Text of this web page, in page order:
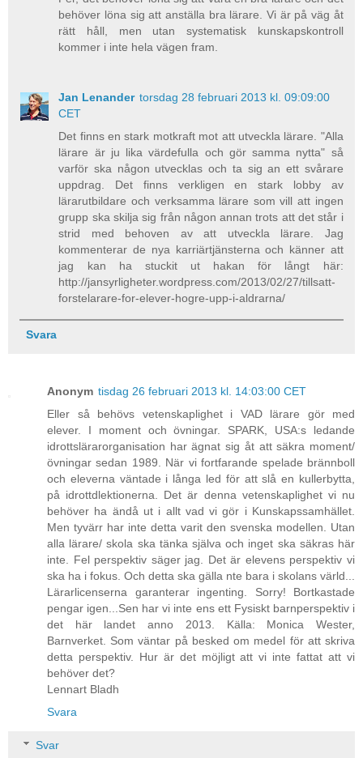
behöver löna sig att anställa bra lärare. Vi är på väg åt
rätt håll, men utan systematisk kunskapskontroll
kommer i inte hela vägen fram.
Jan Lenander torsdag 28 februari 2013 kl. 09:09:00
CET
Det finns en stark motkraft mot att utveckla lärare. "Alla
lärare är ju lika värdefulla och gör samma nytta" så
varför ska någon utvecklas och ta sig an ett svårare
uppdrag. Det finns verkligen en stark lobby av
lärarutbildare och verksamma lärare som vill att ingen
grupp ska skilja sig från någon annan trots att det står i
strid med behoven av att utveckla lärare. Jag
kommenterar de nya karriärtjänsterna och känner att
jag kan ha stuckit ut hakan för långt här:
http://jansyrligheter.wordpress.com/2013/02/27/tillsatt-
forstelarare-for-elever-hogre-upp-i-aldrarna/
Svara
Anonym tisdag 26 februari 2013 kl. 14:03:00 CET
Eller så behövs vetenskaplighet i VAD lärare gör med
elever. I moment och övningar. SPARK, USA:s ledande
idrottslärarorganisation har ägnat sig åt att säkra moment/
övningar sedan 1989. När vi fortfarande spelade brännboll
och eleverna väntade i långa led för att slå en kullerbytta,
på idrottdlektionerna. Det är denna vetenskaplighet vi nu
behöver ha ändå ut i allt vad vi gör i Kunskapssamhället.
Men tyvärr har inte detta varit den svenska modellen. Utan
alla lärare/ skola ska tänka själva och inget ska säkras här
inte. Fel perspektiv säger jag. Det är elevens perspektiv vi
ska ha i fokus. Och detta ska gälla nte bara i skolans värld...
Lärarlicenserna garanterar ingenting. Sorry! Bortkastade
pengar igen...Sen har vi inte ens ett Fysiskt barnperspektiv i
det här landet anno 2013. Källa: Monica Wester,
Barnverket. Som väntar på besked om medel för att skriva
detta perspektiv. Hur är det möjligt att vi inte fattat att vi
behöver det?
Lennart Bladh
Svara
Svar